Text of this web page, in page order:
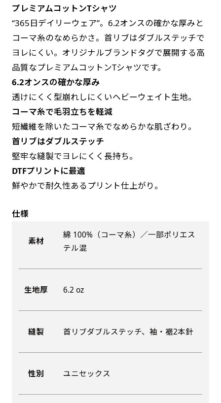
プレミアムコットンTシャツ
“365日デイリーウェア”。6.2オンスの確かな厚みと
コーマ糸のなめらかさ。首リブはダブルステッチで
ヨレにくい。オリジナルブランドタグで展開する高
品質なプレミアムコットンTシャツです。
6.2オンスの確かな厚み
透けにくく型崩れしにくいヘビーウェイト生地。
コーマ糸で毛羽立ちを軽減
短繊維を除いたコーマ糸でなめらかな肌ざわり。
首リブはダブルステッチ
堅牢な縫製でヨレにくく長持ち。
DTFプリントに最適
鮮やかで耐久性あるプリント仕上がり。
仕様
素材
綿 100%（コーマ糸）／一部ポリエス
テル混
生地厚 6.2 oz
縫製 首リブダブルステッチ、袖・裾2本針
性別 ユニセックス
す。かわいいい＆おしゃれなのぼりです。台はセ
ットでついてます。
ジャンボ(90x270)
遠くからでも視認しやすいジャンボサイズです。
駐車場などのスペースに余裕がある場所で大々的
に宣伝できます。
4mまたは5mのポールが必要です。
吊り下げ旗(30x42)
掛け軸のように吊り下げ式にします。上部に棒袋
際の装飾などにとてもお役立ち！
布A1ポスター(60x84)
のぼりだけでなく、ポスターも作れます。
す。かわいいい＆おしゃれなのぼりです。台はセ
ットでついてます。
ジャンボ(270x90)
遠くからでも視認しやすいジャンボサイズです。
駐車場などのスペースに余裕がある場所で大々的
に宣伝できます。
4mまたは5mのポールが必要です。
吊り下げ旗(42x30)
掛け軸のように吊り下げ式にします。上部に棒袋
際の装飾などにとてもお役立ち！
布A1ポスター(84x60)
のぼりだけでなく、ポスターも作れます。